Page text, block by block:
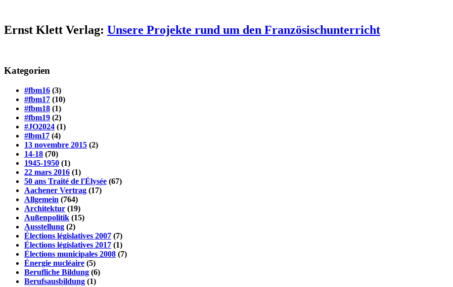
Ernst Klett Verlag: Unsere Projekte rund um den Französischunterricht
Kategorien
#fbm16 (3)
#fbm17 (10)
#fbm18 (1)
#fbm19 (2)
#JO2024 (1)
#lbm17 (4)
13 novembre 2015 (2)
14-18 (70)
1945-1950 (1)
22 mars 2016 (1)
50 ans Traité de l'Élysée (67)
Aachener Vertrag (17)
Allgemein (764)
Architektur (19)
Außenpolitik (15)
Ausstellung (2)
Élections législatives 2007 (7)
Élections législatives 2017 (1)
Élections municipales 2008 (7)
Énergie nucléaire (5)
Berufliche Bildung (6)
Berufsausbildung (1)